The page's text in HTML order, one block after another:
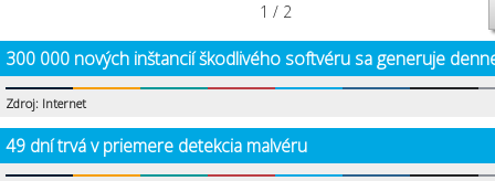
1 / 2
300 000 nových inštancií škodlivého softvéru sa generuje
Zdroj: Internet
49 dní trvá v priemere detekcia malvéru